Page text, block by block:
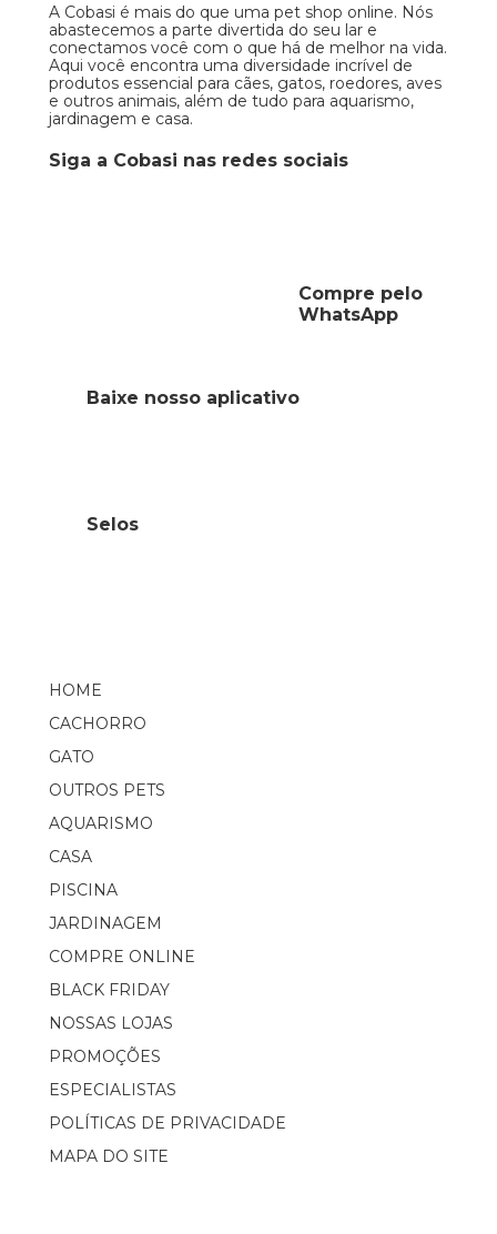
A Cobasi é mais do que uma pet shop online. Nós
abastecemos a parte divertida do seu lar e
conectamos você com o que há de melhor na vida.
Aqui você encontra uma diversidade incrível de
produtos essencial para cães, gatos, roedores, aves
e outros animais, além de tudo para aquarismo,
jardinagem e casa.
Siga a Cobasi nas redes sociais
Compre pelo
WhatsApp
HOME
CACHORRO
GATO
OUTROS PETS
AQUARISMO
CASA
PISCINA
JARDINAGEM
COMPRE ONLINE
BLACK FRIDAY
NOSSAS LOJAS
PROMOÇÕES
ESPECIALISTAS
POLÍTICAS DE PRIVACIDADE
MAPA DO SITE
Baixe nosso aplicativo
Selos